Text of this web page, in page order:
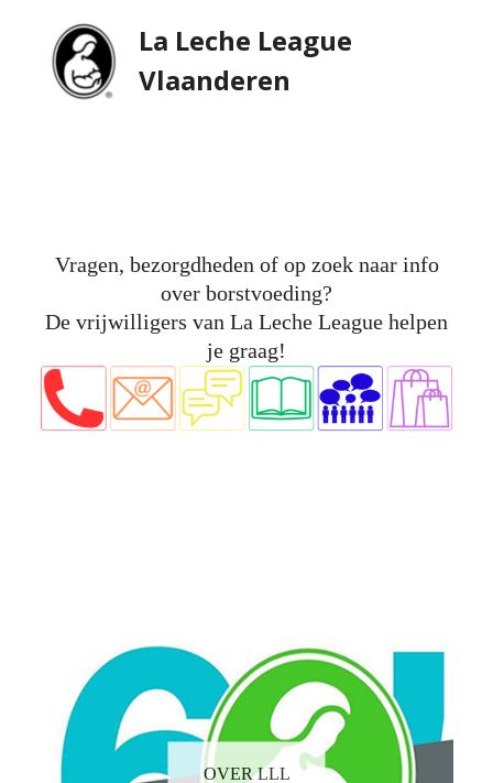
content
La Leche League
Vlaanderen
Open
mobile
menu
Close
mobile
menu
Vragen, bezorgdheden of op zoek naar info
over borstvoeding?
De vrijwilligers van La Leche League helpen
je graag!
OVER LLL